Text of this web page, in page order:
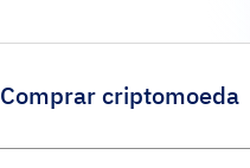
Comprar criptomoeda